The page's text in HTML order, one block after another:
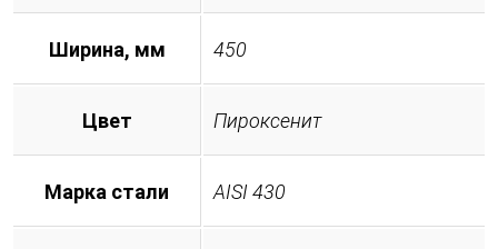
Ширина, мм 450
Цвет Пироксенит
Марка стали AISI 430